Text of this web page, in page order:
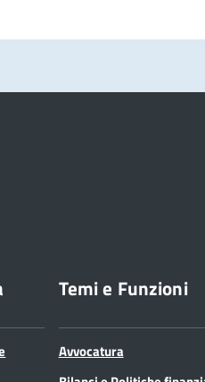
Temi e Funzioni
Avvocatura